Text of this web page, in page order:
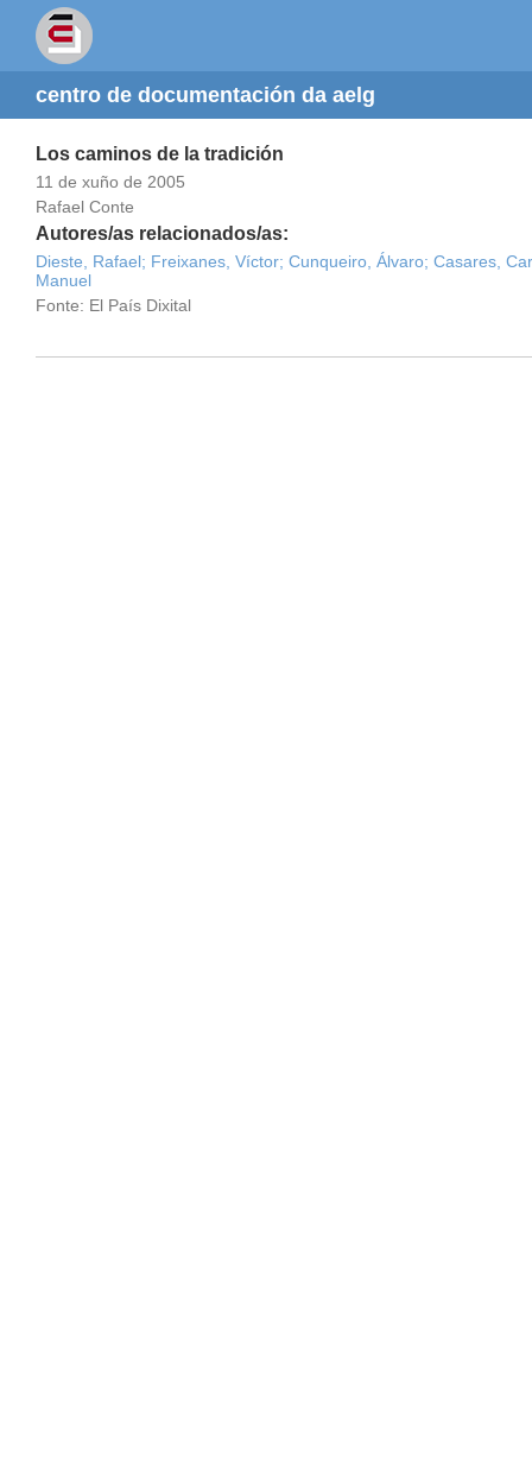
centro de documentación da aelg
Los caminos de la tradición
11 de xuño de 2005
Rafael Conte
Autores/as relacionados/as:
Dieste, Rafael; Freixanes, Víctor; Cunqueiro, Álvaro; Casares,
Manuel
Fonte: El País Dixital